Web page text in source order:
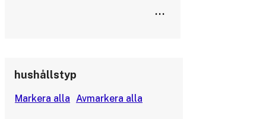
hushållstyp